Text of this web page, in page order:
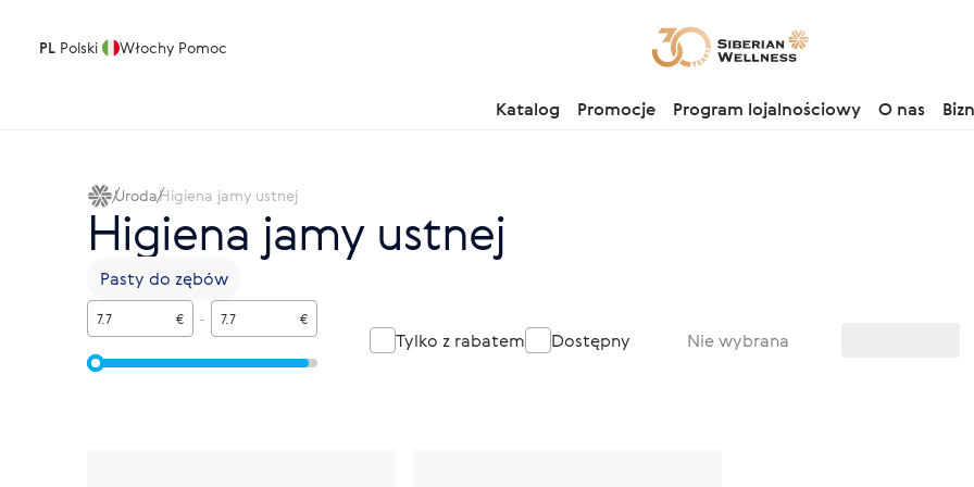
PL Polski Włochy Pomoc
Katalog Promocje Program lojalnościowy O nas
UrodaHigiena jamy ustnej
Higiena jamy ustnej
Pasty do zębów
Nie wybrana
€ - €
Tylko z rabatem Dostępny